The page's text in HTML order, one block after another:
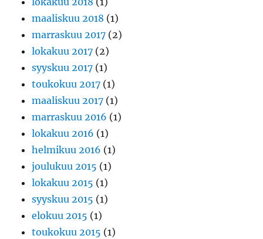
maaliskuu 2018 (1)
marraskuu 2017 (2)
lokakuu 2017 (2)
syyskuu 2017 (1)
toukokuu 2017 (1)
maaliskuu 2017 (1)
marraskuu 2016 (1)
lokakuu 2016 (1)
helmikuu 2016 (1)
joulukuu 2015 (1)
lokakuu 2015 (1)
syyskuu 2015 (1)
elokuu 2015 (1)
toukokuu 2015 (1)